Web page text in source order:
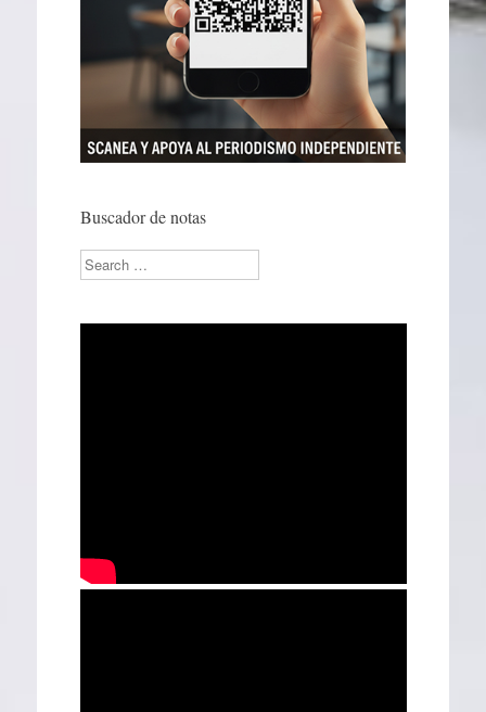
Buscador de notas
Search